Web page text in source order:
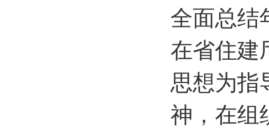
全面总结
在省住建
思想为指
神，在组